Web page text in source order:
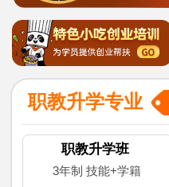
职教升学专业
职教升学班
3年制 技能+学籍